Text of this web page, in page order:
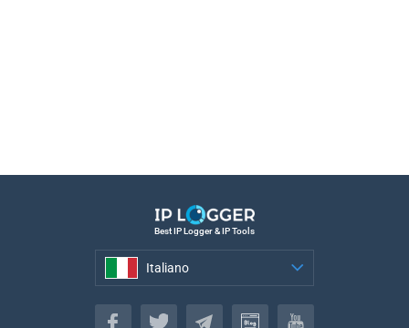
Best IP Logger & IP Tools
Italiano
Italiano